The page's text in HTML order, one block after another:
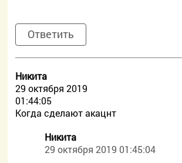
Ответить
Никита
29 октября 2019
01:44:05
Когда сделают акацнт
Никита
29 октября 2019 01:45:04